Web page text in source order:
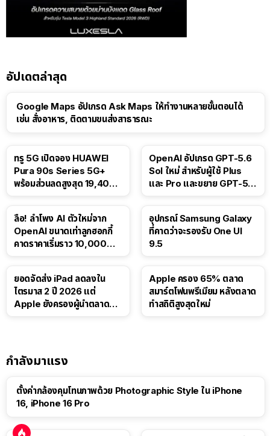
อัปเดตล่าสุด
Google Maps อัปเกรด Ask Maps ให้ทำงานหลายขั้นตอนได้
เช่น สั่งอาหาร, ติดตามขนส่งสาธารณะ
ทรู 5G เปิดจอง HUAWEI
Pura 90s Series 5G+
พร้อมส่วนลดสูงสุด 19,400
OpenAI อัปเกรด GPT-5.6
Sol ใหม่ สำหรับผู้ใช้ Plus
และ Pro และขยาย GPT-5.6
ลือ! ลำโพง AI ตัวใหม่จาก
OpenAI ขนาดเท่าลูกฮอกกี้
คาดราคาเริ่มราว 10,000
อุปกรณ์ Samsung Galaxy
ที่คาดว่าจะรองรับ One UI
9.5
ยอดจัดส่ง iPad ลดลงใน
ไตรมาส 2 ปี 2026 แต่
Apple ยังครองผู้นำตลาด
Apple ครอง 65% ตลาด
สมาร์ตโฟนพรีเมียม หลังตลาด
ทำสถิติสูงสุดใหม่
กำลังมาแรง
ตั้งค่ากล้องคุมโทนภาพด้วย Photographic Style ใน iPhone
16, iPhone 16 Pro